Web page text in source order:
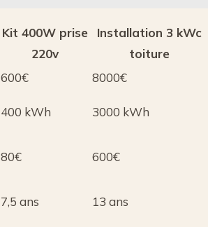
Kit 400W prise
220v
Installation 3 kWc
toiture
600€
8000€
400 kWh 3000 kWh
80€ 600€
7,5 ans 13 ans